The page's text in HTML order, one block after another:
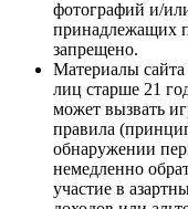
фотографий и/
принадлежащих
запрещено.
Материалы сайта
лиц старше 21
может вызвать
правила
обнаружении
немедленно
участие в